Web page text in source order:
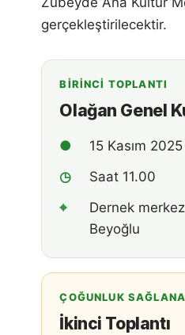
gerçekleştirilecektir.
BIRINCI TOPLANTI
Olağan Genel
●
15 Kasım
◷
Saat 11.00
⌖
Dernek
Beyoğlu
ÇOĞUNLUK
İkinci Toplantı